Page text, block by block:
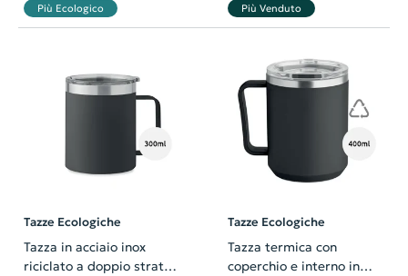
Più Ecologico Più Venduto
Tazze Ecologiche
Tazza in acciaio inox
riciclato a doppio strato
Tazze Ecologiche
Tazza termica con
coperchio e interno in